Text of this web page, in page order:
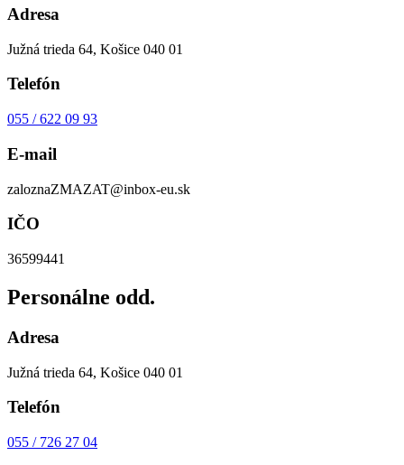
Adresa
Južná trieda 64, Košice 040 01
Telefón
055 / 622 09 93
E-mail
zaloznaZMAZAT@inbox-eu.sk
IČO
36599441
Personálne odd.
Adresa
Južná trieda 64, Košice 040 01
Telefón
055 / 726 27 04